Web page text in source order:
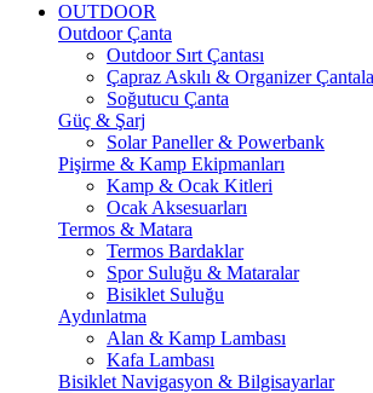
OUTDOOR
Outdoor Çanta
Outdoor Sırt Çantası
Çapraz Askılı & Organizer
Soğutucu Çanta
Güç & Şarj
Solar Paneller & Powerbank
Pişirme & Kamp Ekipmanları
Kamp & Ocak Kitleri
Ocak Aksesuarları
Termos & Matara
Termos Bardaklar
Spor Suluğu & Mataralar
Bisiklet Suluğu
Aydınlatma
Alan & Kamp Lambası
Kafa Lambası
Bisiklet Navigasyon & Bilgisayarlar